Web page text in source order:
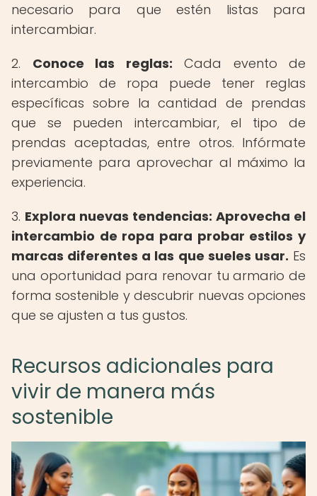
necesario para que estén listas para
intercambiar.
2. Conoce las reglas: Cada evento de
intercambio de ropa puede tener reglas
específicas sobre la cantidad de prendas
que se pueden intercambiar, el tipo de
prendas aceptadas, entre otros. Infórmate
previamente para aprovechar al máximo la
experiencia.
3. Explora nuevas tendencias: Aprovecha el
intercambio de ropa para probar estilos y
marcas diferentes a las que sueles usar. Es
una oportunidad para renovar tu armario de
forma sostenible y descubrir nuevas opciones
que se ajusten a tus gustos.
Recursos adicionales para
vivir de manera más
sostenible